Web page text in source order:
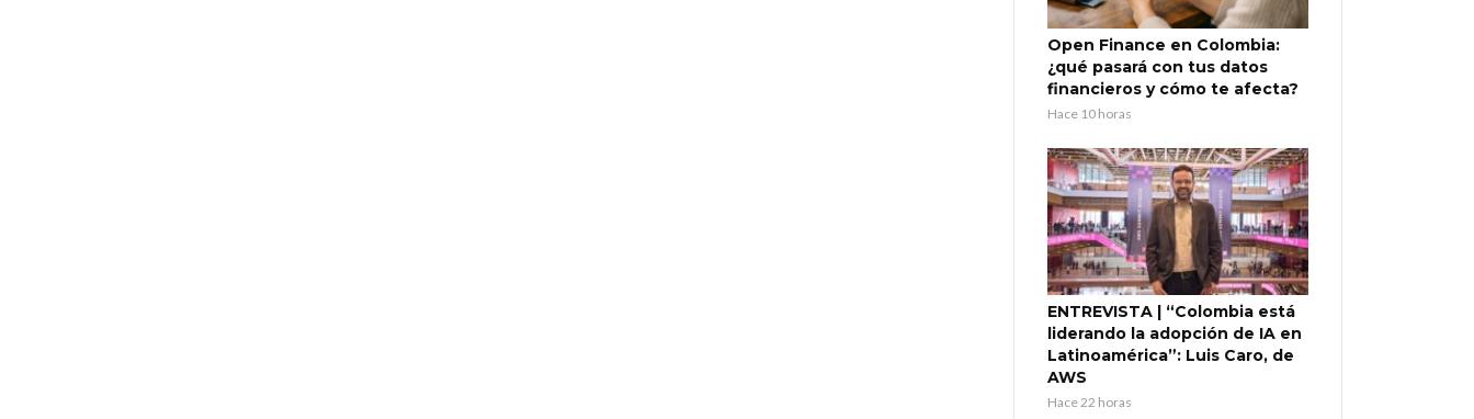
Open Finance en Colombia:
¿qué pasará con tus datos
financieros y cómo te afecta?
Hace 10 horas
ENTREVISTA | “Colombia está
liderando la adopción de IA en
Latinoamérica”: Luis Caro, de
AWS
Hace 22 horas